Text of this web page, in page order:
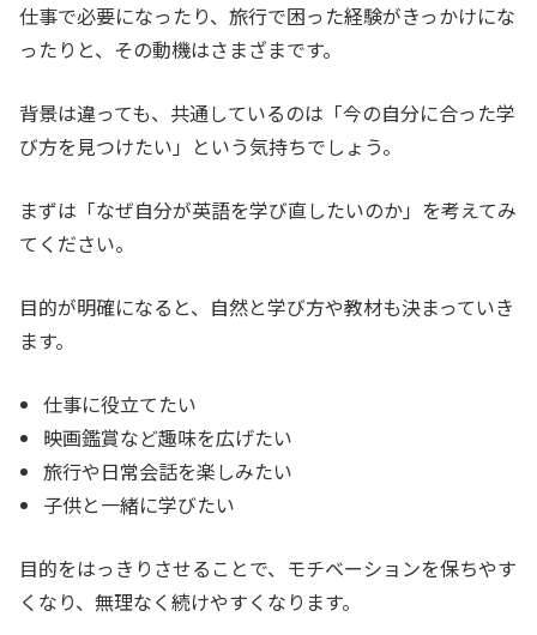
仕事で必要になったり、旅行で困った経験がきっかけにな
ったりと、その動機はさまざまです。
背景は違っても、共通しているのは「今の自分に合った学
び方を見つけたい」という気持ちでしょう。
まずは「なぜ自分が英語を学び直したいのか」を考えてみ
てください。
目的が明確になると、自然と学び方や教材も決まっていき
ます。
仕事に役立てたい
映画鑑賞など趣味を広げたい
旅行や日常会話を楽しみたい
子供と一緒に学びたい
目的をはっきりさせることで、モチベーションを保ちやす
くなり、無理なく続けやすくなります。